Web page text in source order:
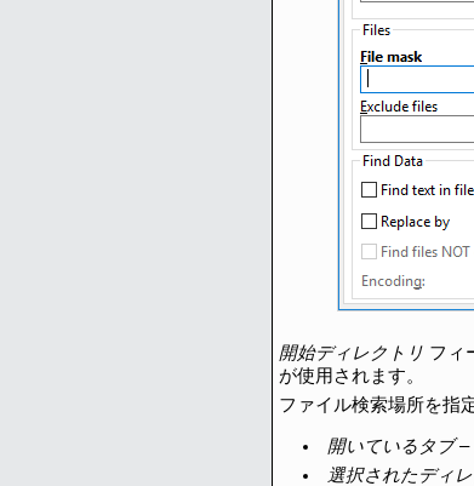
開始ディレクトリ フィ
が使用されます。
ファイル検索場所を指
開いているタブ–
選択されたディ